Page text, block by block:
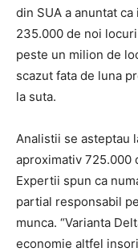
din SUA a anuntat
235.000 de noi
peste un milion de
scazut fata de luna
la suta.
Analistii se asteptau
aproximativ 725.000
Expertii spun ca
partial responsabil
munca. “Varianta
economie altfel